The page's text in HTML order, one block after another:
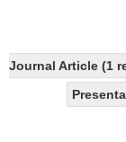
Journal Article (1